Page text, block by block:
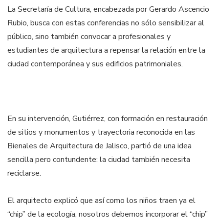
La Secretaría de Cultura, encabezada por Gerardo Ascencio
Rubio, busca con estas conferencias no sólo sensibilizar al
público, sino también convocar a profesionales y
estudiantes de arquitectura a repensar la relación entre la
ciudad contemporánea y sus edificios patrimoniales.
En su intervención, Gutiérrez, con formación en restauración
de sitios y monumentos y trayectoria reconocida en las
Bienales de Arquitectura de Jalisco, partió de una idea
sencilla pero contundente: la ciudad también necesita
reciclarse.
El arquitecto explicó que así como los niños traen ya el
“chip” de la ecología, nosotros debemos incorporar el “chip”